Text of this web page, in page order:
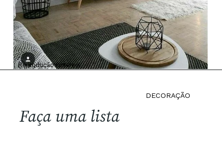
Reprodução:Pinterest
Faça uma lista
DECORAÇÃO